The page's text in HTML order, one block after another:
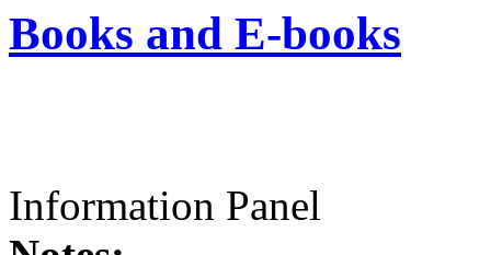
Books and E-books
Information Panel